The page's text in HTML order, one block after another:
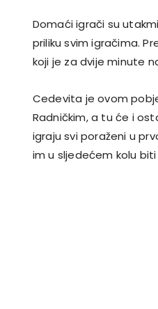
Domaći igrači su
priliku svim igračima.
koji je za dvije minute
Cedevita je ovom
Radničkim, a tu će i
igraju svi poraženi u
im u sljedećem kolu